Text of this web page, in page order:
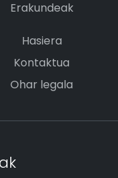
Erakundeak
Hasiera
Kontaktua
Ohar legala